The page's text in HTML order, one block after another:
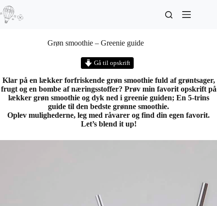
Grøn smoothie – Greenie guide
Gå til opskrift
Klar på en lækker forfriskende grøn smoothie fuld af grøntsager,
frugt og en bombe af næringsstoffer? Prøv min favorit opskrift på
lækker grøn smoothie og dyk ned i greenie guiden; En 5-trins
guide til den bedste grønne smoothie.
Oplev mulighederne, leg med råvarer og find din egen favorit.
Let’s blend it up!